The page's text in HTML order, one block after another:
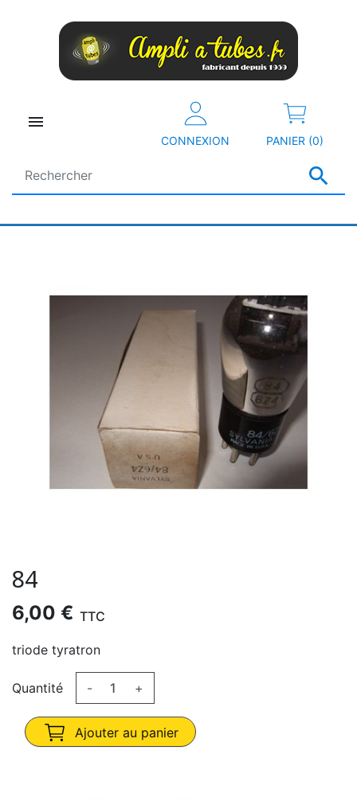


CONNEXION PANIER (0)
84
6,00 € TTC
triode tyratron
Quantité - +
Ajouter au panier